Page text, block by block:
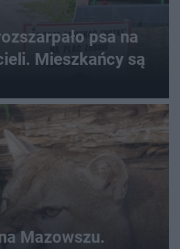
psa na
Mieszkańcy są
Mazowszu.